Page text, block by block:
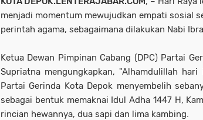
menjadi momentum mewujudkan empati sosial
perintah agama, sebagaimana dilakukan Nabi
Ketua Dewan Pimpinan Cabang (DPC) Partai
Supriatna mengungkapkan, "Alhamdulillah
Partai Gerinda Kota Depok menyembelih
sebagai bentuk memaknai Idul Adha 1447 H,
rincian hewannya, dua sapi dan lima kambing.